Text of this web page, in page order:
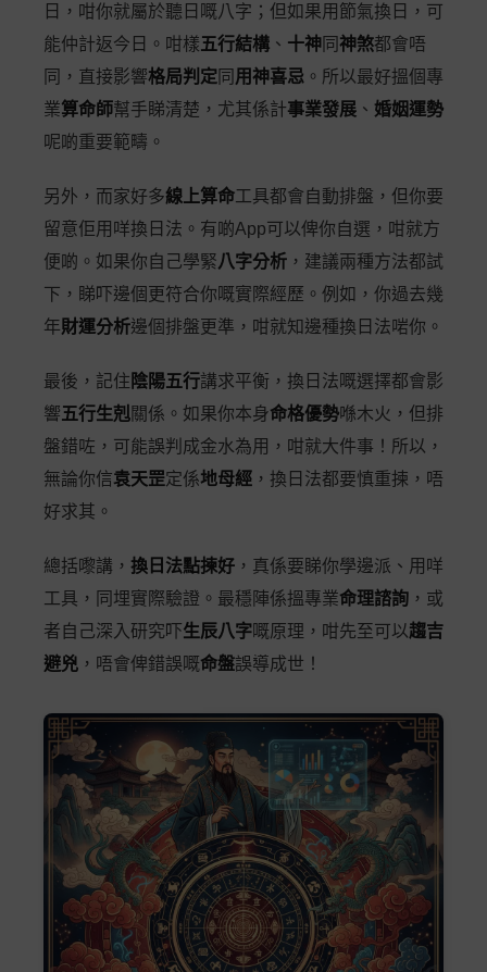
日，咁你就屬於聽日嘅八字；但如果用節氣換日，可
能仲計返今日。咁樣五行結構 、 十神 同 神煞都會唔
同，直接影響格局判定 同 用神喜忌 。所以最好搵個專
業算命師幫手睇清楚，尤其係計事業發展 、 婚姻運勢
呢啲重要範疇。
另外，而家好多線上算命工具都會自動排盤，但你要
留意佢用咩換日法。有啲App可以俾你自選，咁就方
便啲。如果你自己學緊八字分析 ，建議兩種方法都試
下，睇吓邊個更符合你嘅實際經歷。例如，你過去幾
年財運分析邊個排盤更準，咁就知邊種換日法啱你。
最後，記住 陰陽五行講求平衡，換日法嘅選擇都會影
響五行生剋關係。如果你本身命格優勢喺木火，但排
盤錯咗，可能誤判成金水為用，咁就大件事！所以，
無論你信袁天罡定係地母經 ，換日法都要慎重揀，唔
好求其。
總括嚟講， 換日法點揀好 ，真係要睇你學邊派、用咩
工具，同埋實際驗證。最穩陣係搵專業命理諮詢 ，或
者自己深入研究吓生辰八字嘅原理，咁先至可以趨吉
避兇 ，唔會俾錯誤嘅命盤誤導成世！